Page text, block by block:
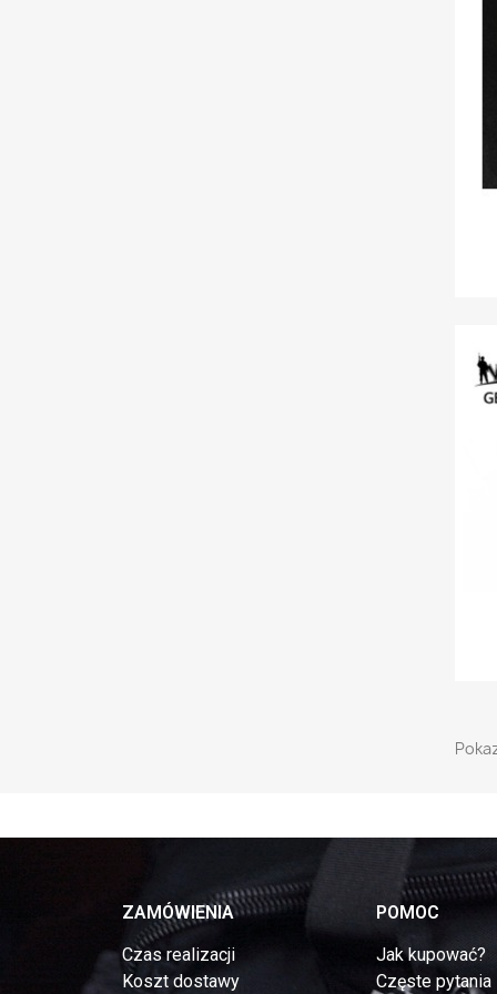
ZAMÓWIENIA
Czas realizacji
Koszt dostawy
POMOC
Jak kupować?
Częste pytania